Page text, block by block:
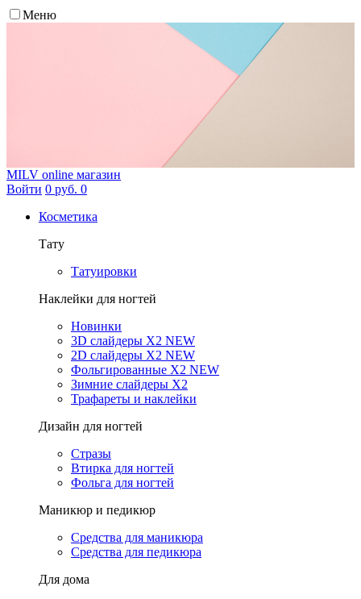
Меню
MILV online магазин
Войти 0 руб. 0
Косметика
Тату
Татуировки
Наклейки для ногтей
Новинки
3D слайдеры X2 NEW
2D слайдеры X2 NEW
Фольгированные X2 NEW
Зимние слайдеры Х2
Трафареты и наклейки
Дизайн для ногтей
Стразы
Втирка для ногтей
Фольга для ногтей
Маникюр и педикюр
Средства для маникюра
Средства для педикюра
Для дома